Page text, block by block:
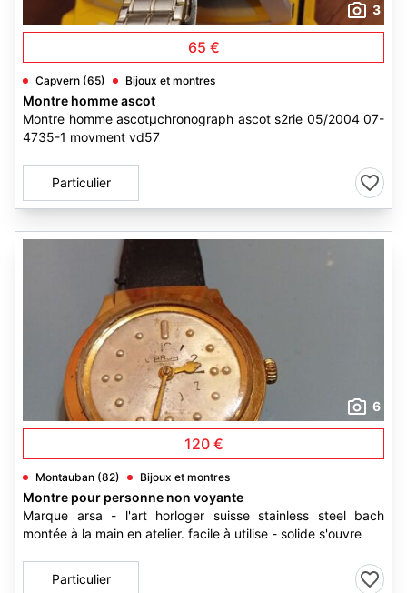
3
65 €
Capvern (65) Bijoux et montres
Montre homme ascot
Montre homme ascotµchronograph ascot s2rie 05/2004 07-
4735-1 movment vd57
Particulier
6
120 €
Montauban (82) Bijoux et montres
Montre pour personne non voyante
Marque arsa - l'art horloger suisse stainless steel bach
montée à la main en atelier. facile à utilise - solide s'ouvre
Particulier